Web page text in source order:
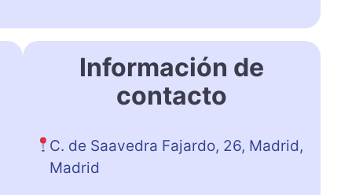
Información de
contacto
C. de Saavedra Fajardo, 26, Madrid,
Madrid